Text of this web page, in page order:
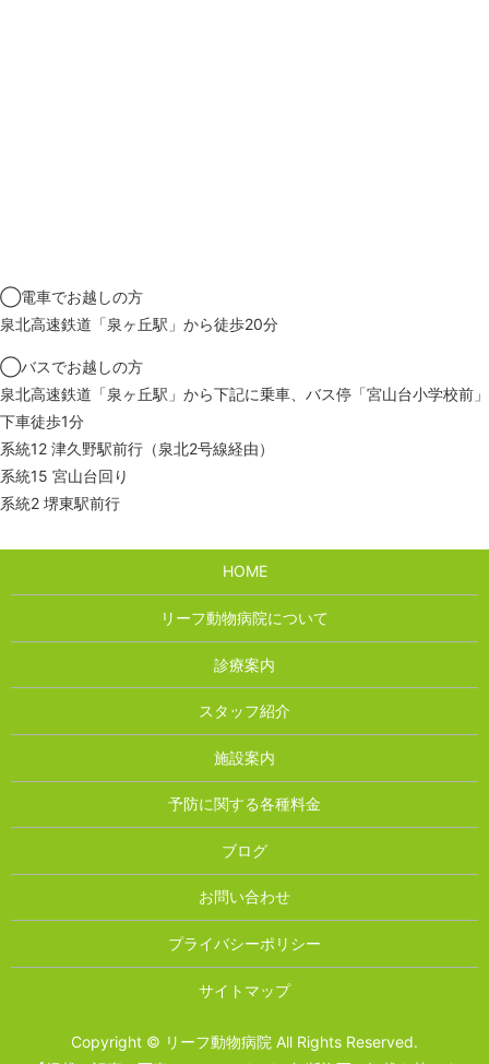
2019/04/17
◯電車でお越しの方
泉北高速鉄道「泉ヶ丘駅」から徒歩20分
◯バスでお越しの方
泉北高速鉄道「泉ヶ丘駅」から下記に乗車、バス停「宮山台小学校前」
下車徒歩1分
系統12 津久野駅前行（泉北2号線経由）
系統15 宮山台回り
系統2 堺東駅前行
HOME
リーフ動物病院について
診療案内
スタッフ紹介
施設案内
予防に関する各種料金
ブログ
お問い合わせ
プライバシーポリシー
サイトマップ
Copyright © リーフ動物病院 All Rights Reserved.